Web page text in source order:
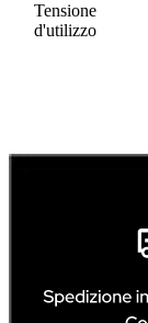
Tensione
d'utilizzo